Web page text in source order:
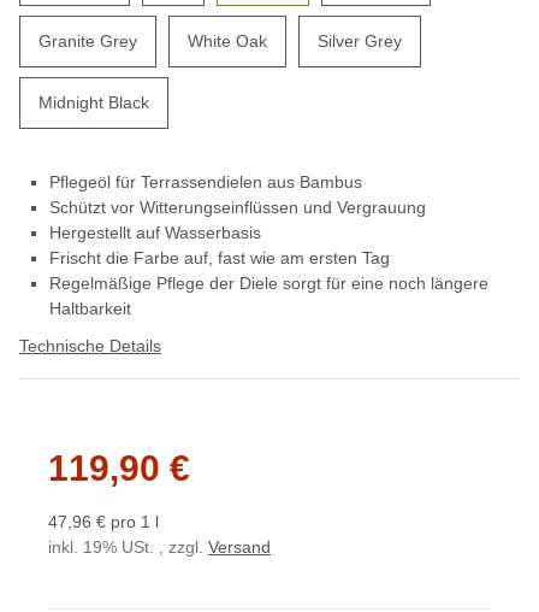
Granite Grey White Oak Silver Grey
Midnight Black
Pflegeöl für Terrassendielen aus Bambus
Schützt vor Witterungseinflüssen und Vergrauung
Hergestellt auf Wasserbasis
Frischt die Farbe auf, fast wie am ersten Tag
Regelmäßige Pflege der Diele sorgt für eine noch längere
Haltbarkeit
Technische Details
119,90 €
47,96 € pro 1 l
inkl. 19% USt. , zzgl. Versand